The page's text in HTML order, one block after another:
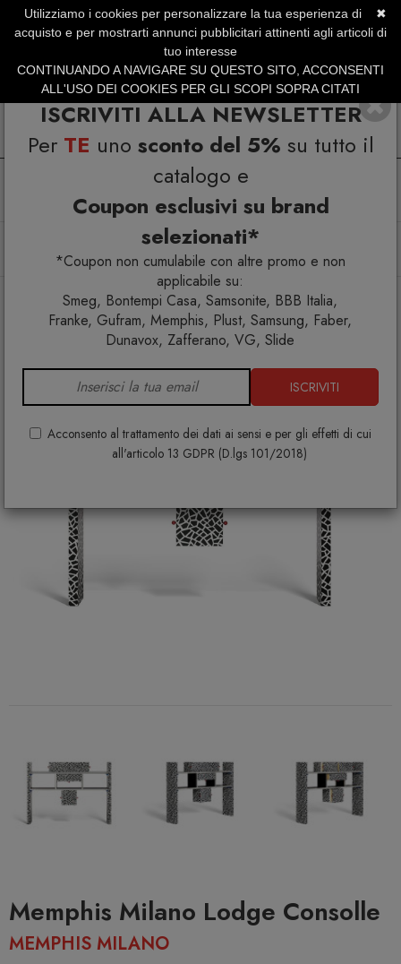
ISCRIVITI ALLA NEWSLETTER
Per TE uno sconto del 5% su tutto il
catalogo e
Coupon esclusivi su brand
selezionati*
*Coupon non cumulabile con altre promo e non
applicabile su:
Smeg, Bontempi Casa, Samsonite, BBB Italia,
Franke, Gufram, Memphis, Plust, Samsung, Faber,
Dunavox, Zafferano, VG, Slide
ISCRIVITI
Acconsento al trattamento dei dati ai sensi e per gli effetti di cui
all'articolo 13 GDPR (D.lgs 101/2018)
SERVIZIO CLIENTI +39.0773.470.562
SUMMER SALES | Fino al 31 Agosto
Arredo interno
Mobili contenitori
Memphis Milano Lodge Consolle
Memphis Milano Lodge Consolle
MEMPHIS MILANO
✖
Utilizziamo i cookies per personalizzare la tua esperienza di
acquisto e per mostrarti annunci pubblicitari attinenti agli articoli di
tuo interesse
CONTINUANDO A NAVIGARE SU QUESTO SITO, ACCONSENTI
ALL'USO DEI COOKIES PER GLI SCOPI SOPRA CITATI